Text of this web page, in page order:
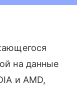
на данные
и AMD,